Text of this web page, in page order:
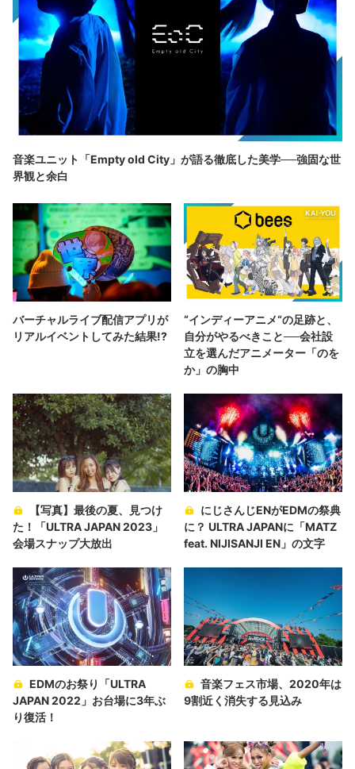
音楽ユニット「Empty old City」が語る徹底した美学──強固な世
界観と余白
バーチャルライブ配信アプリが
リアルイベントしてみた結果!?
“インディーアニメ“の足跡と、
自分がやるべきこと──会社設
立を選んだアニメーター「のを
か」の胸中
【写真】最後の夏、見つけ
た！「ULTRA JAPAN 2023」
会場スナップ大放出
にじさんじENがEDMの祭典
に？ ULTRA JAPANに「MATZ
feat. NIJISANJI EN」の文字
EDMのお祭り「ULTRA
JAPAN 2022」お台場に3年ぶ
り復活！
音楽フェス市場、2020年は
9割近く消失する見込み